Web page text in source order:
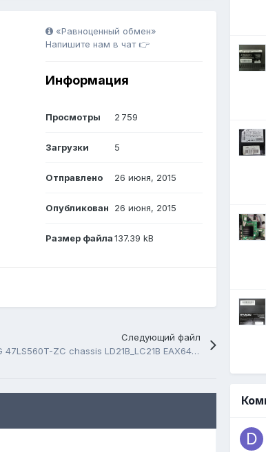
«Равноценный обмен»
Напишите нам в чат 👉
Информация
Просмотры 2 759
Загрузки 5
Отправлено 26 июня, 2015
Опубликован 26 июня, 2015
Размер файла137.39 kB
Следующий файл
LG 47LS560T-ZC chassis LD21B_LC21B EAX64317403(1.0) G4_L_TU123